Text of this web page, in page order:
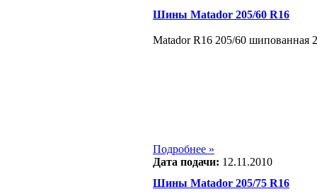
Шины Matador 205/60 R16
Matador R16 205/60 шипованная
Подробнее »
Дата подачи: 12.11.2010
Шины Matador 205/75 R16